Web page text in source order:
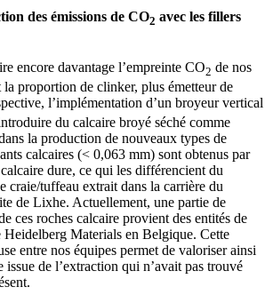
des émissions de CO2 avec les fillers
encore davantage l’empreinte CO2 de nos
proportion de clinker, plus émetteur de
l’implémentation d’un broyeur vertical
du calcaire broyé séché comme
la production de nouveaux types de
calcaires (< 0,063 mm) sont obtenus par
dure, ce qui les différencient du
craie/tuffeau extrait dans la carrière du
de Lixhe. Actuellement, une partie de
ces roches calcaire provient des entités de
Heidelberg Materials en Belgique. Cette
entre nos équipes permet de valoriser ainsi
issue de l’extraction qui n’avait pas trouvé